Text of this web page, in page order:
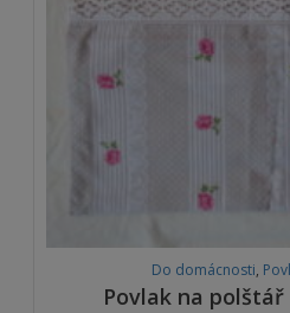
Do domácnosti,
Povlak na